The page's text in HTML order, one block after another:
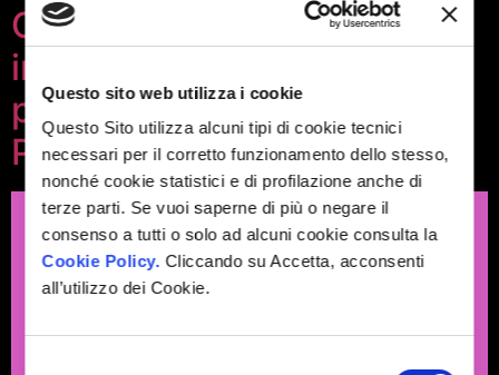
Questo sito web utilizza i cookie
Questo Sito utilizza alcuni tipi di cookie tecnici
necessari per il corretto funzionamento dello stesso,
nonché cookie statistici e di profilazione anche di
terze parti. Se vuoi saperne di più o negare il
consenso a tutti o solo ad alcuni cookie consulta la
Cookie Policy. Cliccando su Accetta, acconsenti
all’utilizzo dei Cookie.
Ottimizzare il CPM: come
influenzarlo positivamente
per aumentare le
Performance